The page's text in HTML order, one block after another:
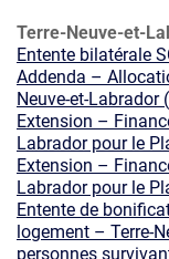
Terre-Neuve-et-
Entente bilatérale
Addenda –
Neuve-et-Labrador
Extension –
Labrador pour le
Extension –
Labrador pour le
Entente de
logement – Terre-
personnes